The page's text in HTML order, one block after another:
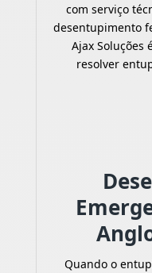
com serviço
desentupimento
Ajax Soluções
resolver
Quando o